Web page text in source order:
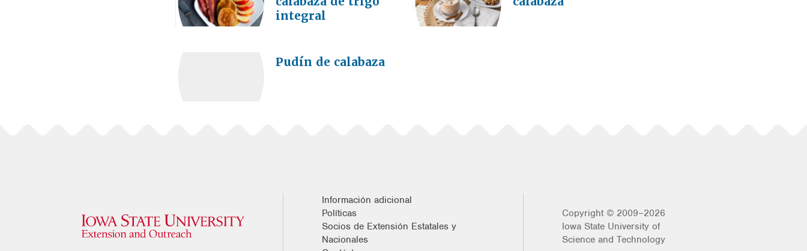
integral
Pudín de calabaza
Información adicional
Políticas
Socios de Extensión Estatales y
Nacionales
Copyright © 2009–2026
Iowa State University of
Science and Technology